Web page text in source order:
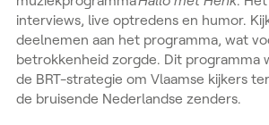
interviews, live optredens en humor.
deelnemen aan het programma, wat
betrokkenheid zorgde. Dit programma
de BRT-strategie om Vlaamse kijkers
de bruisende Nederlandse zenders.